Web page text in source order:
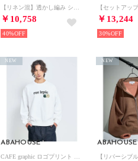
￥10,758
40%
￥13,244
30%
ABAHOUSE
NEW
ABAHOUSE
NEW